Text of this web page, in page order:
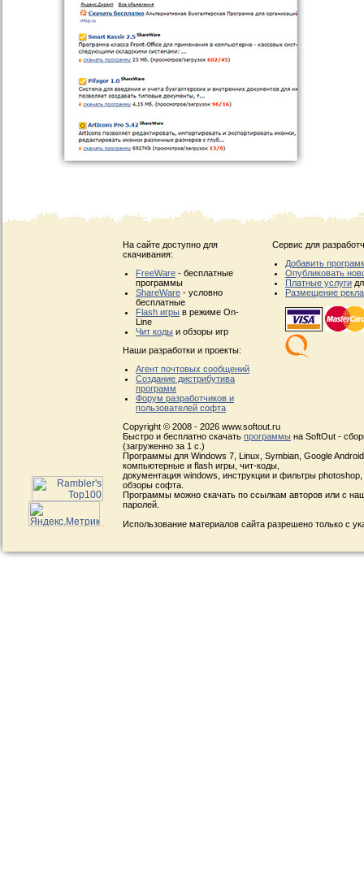
На сайте доступно для
скачивания:
FreeWare - бесплатные
программы
ShareWare - условно
бесплатные
Flash игры в режиме On-
Line
Чит коды и обзоры игр
Наши разработки и проекты:
Агент почтовых сообщений
Создание дистрибутива
программ
Форум разработчиков и
пользователей софта
Сервис для
Добавить
Опубликовать
Платные услуги
Размещение
Copyright © 2008 - 2026 www.softout.ru
Быстро и бесплатно скачать программы на SoftOut -
(загруженно за 1 с.)
Программы для Windows 7, Linux, Symbian, Google
компьютерные и flash игры, чит-коды,
документация windows, инструкции и фильтры
обзоры софта.
Программы можно скачать по ссылкам авторов или с
паролей.
Использование материалов сайта разрешено только с